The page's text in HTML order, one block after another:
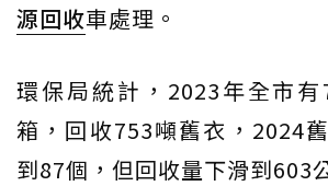
源回收車處理。
環保局統計，2023年全市
箱，回收753噸舊衣，2024
到87個，但回收量下滑到603